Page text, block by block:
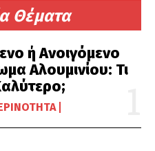
Θέματα
ή Ανοιγόμενο
Αλουμινίου: Τι